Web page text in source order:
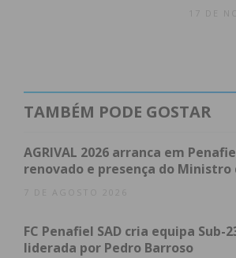
Eu li e concordo com os
17 DE
TAMBÉM PODE GOSTAR
AGRIVAL 2026 arranca em
renovado e presença do
7 DE AGOSTO 2026
FC Penafiel SAD cria equipa Sub-
liderada por Pedro Barroso